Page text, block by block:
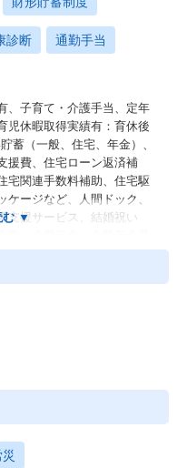
診断 通勤手当
、子育て・介護手当、定年
児休暇取得実績有：育休後
蓄（一般、住宅、年金）、
援費、住宅ローン返済補
宅関連手数料補助、住宅駆
ージなど、人間ドック、
支援サービス、結婚祝い
(個人年金、遺児育英基金)